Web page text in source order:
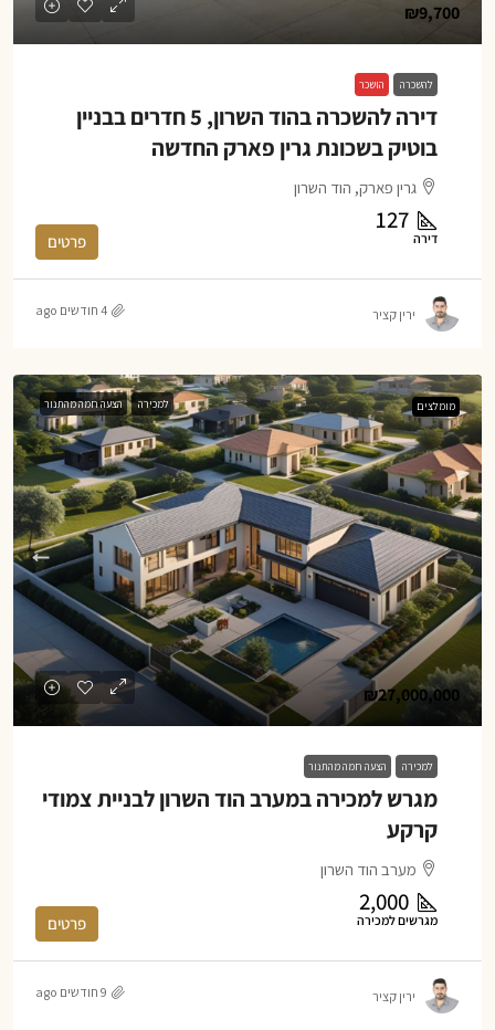
₪9,700
להשכרה הושכר
דירה להשכרה בהוד השרון, 5 חדרים בבניין
בוטיק בשכונת גרין פארק החדשה
גרין פארק, הוד השרון
127
דירה פרטים
ירין קציר 4 חודשים ago
מומלצים למכירה הצעה חמה מהתנור
₪27,000,000
למכירה הצעה חמה מהתנור
מגרש למכירה במערב הוד השרון לבניית צמודי
קרקע
מערב הוד השרון
2,000
מגרשים למכירה פרטים
ירין קציר 9 חודשים ago